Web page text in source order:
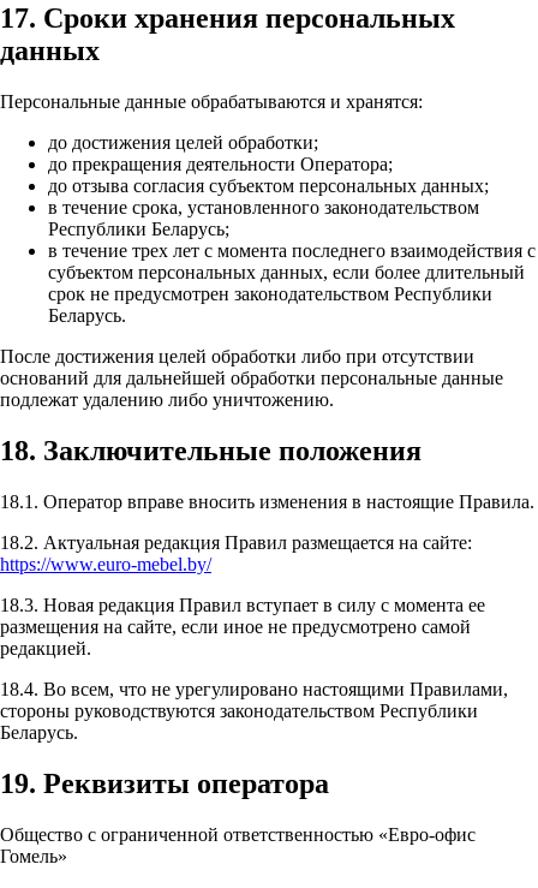
17. Сроки хранения персональных
данных
Персональные данные обрабатываются и хранятся:
до достижения целей обработки;
до прекращения деятельности Оператора;
до отзыва согласия субъектом персональных данных;
в течение срока, установленного законодательством
Республики Беларусь;
в течение трех лет с момента последнего взаимодействия с
субъектом персональных данных, если более длительный
срок не предусмотрен законодательством Республики
Беларусь.
После достижения целей обработки либо при отсутствии
оснований для дальнейшей обработки персональные данные
подлежат удалению либо уничтожению.
18. Заключительные положения
18.1. Оператор вправе вносить изменения в настоящие Правила.
18.2. Актуальная редакция Правил размещается на сайте:
https://www.euro-mebel.by/
18.3. Новая редакция Правил вступает в силу с момента ее
размещения на сайте, если иное не предусмотрено самой
редакцией.
18.4. Во всем, что не урегулировано настоящими Правилами,
стороны руководствуются законодательством Республики
Беларусь.
19. Реквизиты оператора
Общество с ограниченной ответственностью «Евро-офис
Гомель»